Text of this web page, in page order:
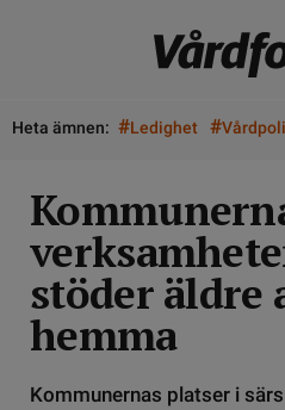
Heta ämnen: #Ledighet #
stöder äldre
hemma
Kommunernas platser i